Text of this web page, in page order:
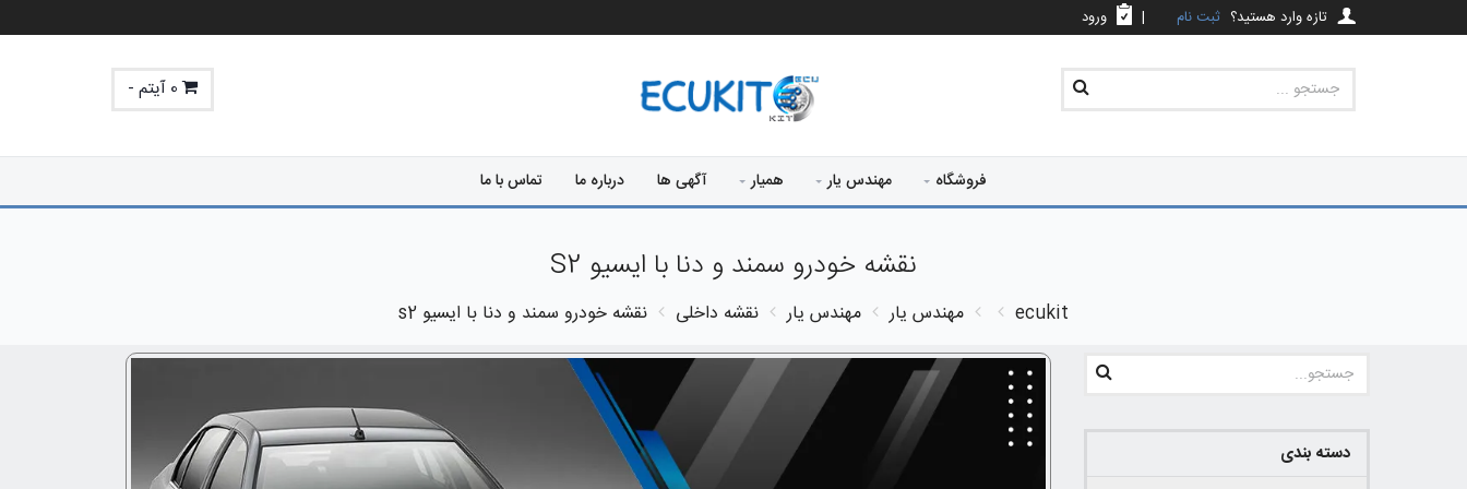
تازه وارد هستید؟ ثبت نام | ورود
0 آیتم -
فروشگاه مهندس یار همیار آگهی ها درباره ما تماس با ما
نقشه خودرو سمند و دنا با ایسیو S2
ecukit مهندس یار مهندس یار نقشه داخلی نقشه خودرو سمند و دنا با ایسیو s2
دسته بندی